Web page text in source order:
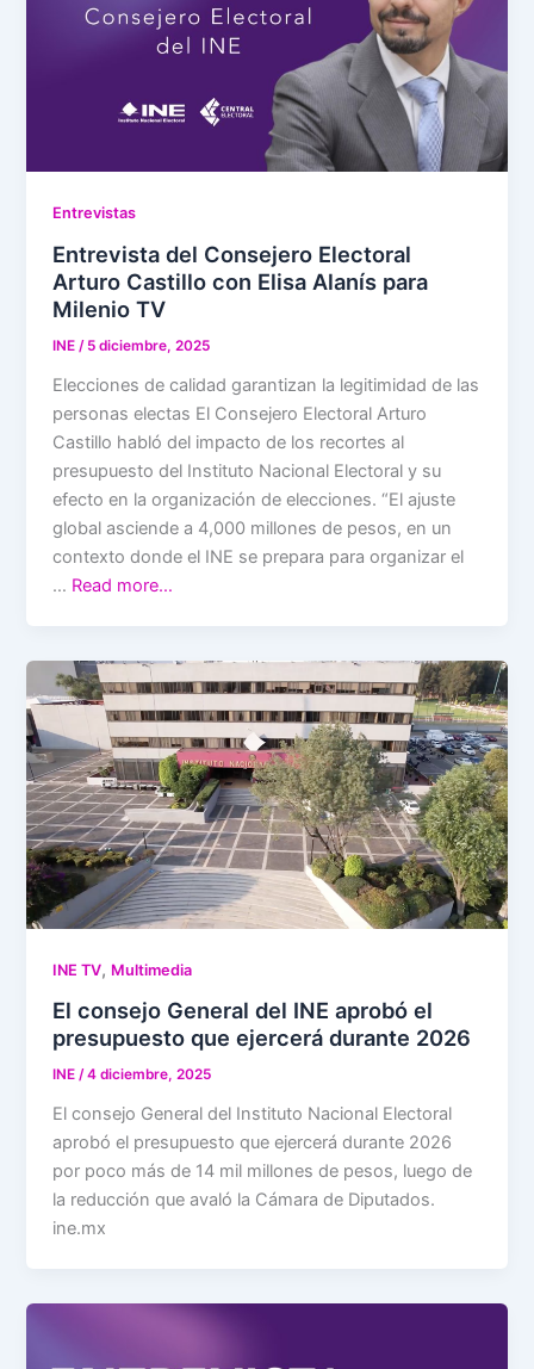
Entrevistas
Entrevista del Consejero Electoral
Arturo Castillo con Elisa Alanís para
Milenio TV
INE/ 5 diciembre, 2025
Elecciones de calidad garantizan la legitimidad de las
personas electas El Consejero Electoral Arturo
Castillo habló del impacto de los recortes al
presupuesto del Instituto Nacional Electoral y su
efecto en la organización de elecciones. “El ajuste
global asciende a 4,000 millones de pesos, en un
contexto donde el INE se prepara para organizar el
… Read more…
INE TV, Multimedia
El consejo General del INE aprobó el
presupuesto que ejercerá durante 2026
INE/4 diciembre, 2025
El consejo General del Instituto Nacional Electoral
aprobó el presupuesto que ejercerá durante 2026
por poco más de 14 mil millones de pesos, luego de
la reducción que avaló la Cámara de Diputados.
ine.mx